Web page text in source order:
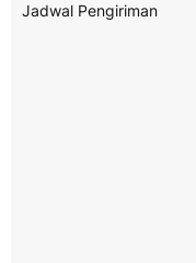
Jadwal Pengiriman